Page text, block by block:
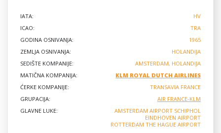
IATA:
HV
ICAO:
TRA
GODINA OSNIVANJA:
1965
ZEMLJA OSNIVANJA:
HOLANDIJA
SEDIŠTE KOMPANIJE:
AMSTERDAM, HOLANDIJA
MATIČNA KOMPANIJA:
KLM ROYAL DUTCH AIRLINES
ĆERKE KOMPANIJE:
TRANSAVIA FRANCE
GRUPACIJA:
AIR FRANCE-KLM
GLAVNE LUKE:
AMSTERDAM AIRPORT SCHIPHOL
EINDHOVEN AIRPORT
ROTTERDAM THE HAGUE AIRPORT